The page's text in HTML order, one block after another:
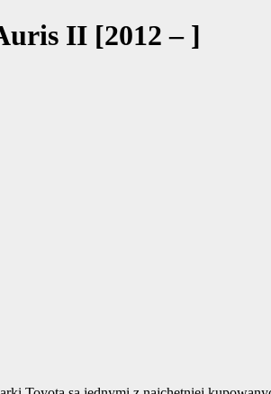
II [2012 – ]